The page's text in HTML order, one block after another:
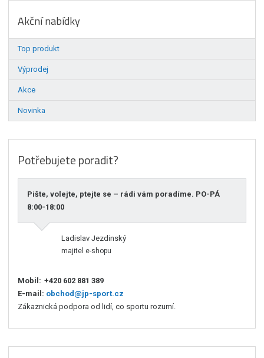
Akční nabídky
Top produkt
Výprodej
Akce
Novinka
Potřebujete poradit?
Pište, volejte, ptejte se – rádi vám poradíme. PO-PÁ
8:00-18:00
Ladislav Jezdinský
majitel e-shopu
Mobil: +420 602 881 389
E-mail: obchod@jp-sport.cz
Zákaznická podpora od lidí, co sportu rozumí.